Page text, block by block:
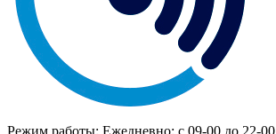
Режим работы: Ежедневно: с 09-00 до 22-00